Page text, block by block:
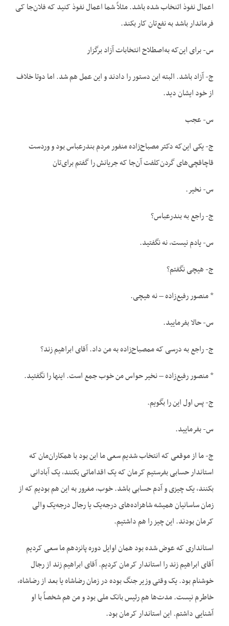
اعمال نفوذ اتنخاب شده باشد. مثلاً شما اعمال نفوذ کنید که فلان‌جا کی
فرماندار باشد به نفع‌تان کار بکند.
س- برای این‌که به‌اصطلاح انتخابات آزاد برگزار
ج- آزاد باشد. البته این دستور را دادند و این عمل هم شد. اما دوتا خلاف
از خود ایشان دید.
س- عجب
ج- یکی این‌که دکتر مصباح‌زاده منفور مردم بندرعباس بود و وردست
قاچاقچی‌های گردن‌کلفت آن‌جا که جریانش را گفتم برای‌تان
س- نخیر.
ج- راجع به بندرعباس؟
س- یادم نیست، نه نگفتید.
ج- هیچی نگفتم؟
* منصور رفیع‌زاده – نه هیچی.
س- حالا بفرمایید.
ج- راجع به درسی که ممصباح‌زاده به من داد. آقای ابراهیم زند؟
* منصور رفیع‌زاده – نخیر حواس من خوب جمع است. اینها را نگفتید.
ج- پس اول این را بگویم.
س- بفرمایید.
ج- ما از موقعی که انتخاب شدیم سعی ما این بود با همکاران‌مان که
استاندار حسابی بفرستیم کرمان که یک اقداماتی بکنند، یک آبادانی
بکنند، یک چیزی و آدم حسابی باشد. خوب، مغرور به این هم بودیم که از
زمان ساسانیان همیشه شاهزاده‌های درجه‌یک یا رجال درجه‌یک والی
کرمان بودند. این چیز را هم داشتیم.
استانداری که عوض شده بود همان اوایل دوره پانزدهم ما سعی کردیم
آقای ابراهیم زند را استاندار کرمان کردیم. آقای ابراهیم زند از رجال
خوشنام بود. یک وقتی وزیر جنگ بوده در زمان رضاشاه یا بعد از رضاشاه،
خاطرم نیست. مدت‌ها هم رئیس بانک ملی بود و من هم شخصاً با او
آشنایی داشتم. این استاندار کرمان بود.